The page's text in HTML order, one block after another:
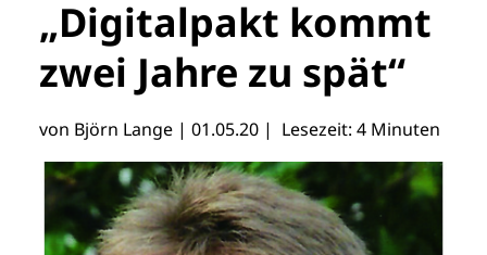
„Digitalpakt kommt
zwei Jahre zu spät“
von Björn Lange | 01.05.20 | Lesezeit: 4 Minuten